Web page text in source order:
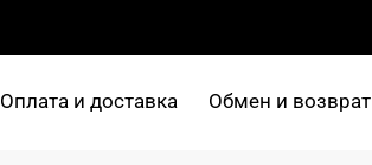
Оплата и доставка Обмен и возврат